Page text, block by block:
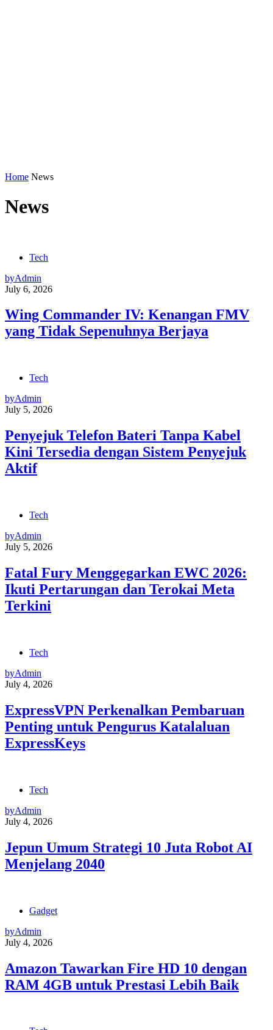
Home News
News
Tech
byAdmin
July 6, 2026
Wing Commander IV: Kenangan FMV
yang Tidak Sepenuhnya Berjaya
Tech
byAdmin
July 5, 2026
Penyejuk Telefon Bateri Tanpa Kabel
Kini Tersedia dengan Sistem Penyejuk
Aktif
Tech
byAdmin
July 5, 2026
Fatal Fury Menggegarkan EWC 2026:
Ikuti Pertarungan dan Terokai Meta
Terkini
Tech
byAdmin
July 4, 2026
ExpressVPN Perkenalkan Pembaruan
Penting untuk Pengurus Katalaluan
ExpressKeys
Tech
byAdmin
July 4, 2026
Jepun Umum Strategi 10 Juta Robot AI
Menjelang 2040
Gadget
byAdmin
July 4, 2026
Amazon Tawarkan Fire HD 10 dengan
RAM 4GB untuk Prestasi Lebih Baik